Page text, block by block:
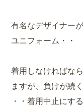
有名なデザイナー
ユニフォーム・・
着用しなければな
ますが、負けが続
・・着用中止にす